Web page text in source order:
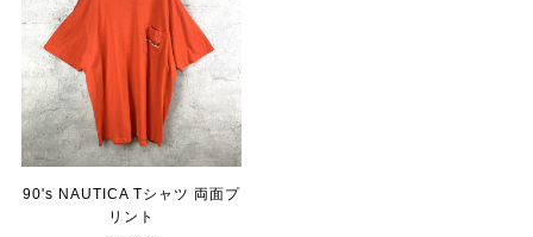
90's NAUTICA Tシャツ 両面プ
リント